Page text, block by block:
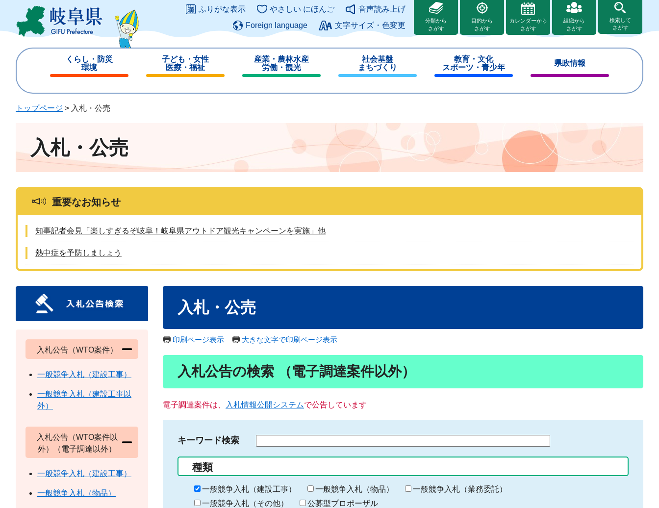
ジ
ュ
このページの本文へ
ふりがな表示 やさしい にほんご
音声読み上げ
Foreign language
文字サイズ・色変更
分類から
さがす
目的から
さがす
カレンダーから
さがす
組織から
さがす
検索して
さがす
くらし・防災
環境
じ
子ども・女性
医療・福祉
じ
産業・農林水産
労働・観光
じ
社会基盤
まちづくり
じ
教育・文化
スポーツ・青少年
じ
県政情報
じ
トップページ > 入札・公売
入札・公売
重要なお知らせ
知事記者会見「楽しすぎるぞ岐阜！岐阜県アウトドア観光キャンペーンを実施」他
熱中症を予防しましょう
入札・公売
印刷ページ表示 大きな文字で印刷ページ表示
入札公告の検索 （電子調達案件以外）
電子調達案件は、 入札情報公開システムで公告しています
キーワード検索
る
キ
ー
種類
一般競争入札（建設工事） 一般競争入札（物品）
一般競争入札（業務委託）
一般競争入札（その他）
公募型プロポーザル
入札公告（WTO案件）
一般競争入札（建設工事）
一般競争入札（建設工事以
外）
入札公告（WTO案件以
外）（電子調達以外）
一般競争入札（建設工事）
一般競争入札（物品）